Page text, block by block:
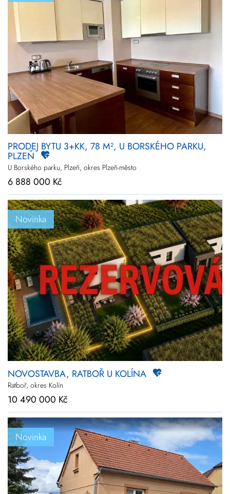
PRODEJ BYTU 3+KK, 78 M², U BORSKÉHO PARKU,
PLZEŇ
U Borského parku, Plzeň, okres Plzeň-město
6 888 000 Kč
Novinka
NOVOSTAVBA, RATBOŘ U KOLÍNA
Ratboř, okres Kolín
10 490 000 Kč
Novinka